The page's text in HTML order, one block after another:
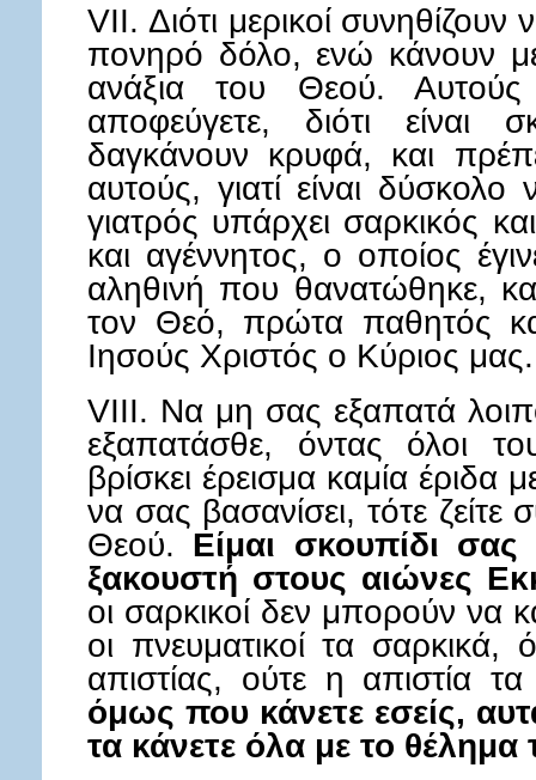
VII. Διότι μερικοί
πονηρό δόλο, ενώ κάνουν
ανάξια του Θεού.
αποφεύγετε, διότι είναι
δαγκάνουν κρυφά, και
αυτούς, γιατί είναι
γιατρός υπάρχει σαρκικός
και αγέννητος, ο οποίος
αληθινή που θανατώθηκε,
τον Θεό, πρώτα παθητός
Ιησούς Χριστός ο Κύριος μας.
VIII. Να μη σας εξαπατά
εξαπατάσθε, όντας όλοι
βρίσκει έρεισμα καμία
να σας βασανίσει, τότε
Θεού. Είμαι σκουπίδι σας
ξακουστή στους αιώνες
οι σαρκικοί δεν μπορούν να
οι πνευματικοί τα
απιστίας, ούτε η απιστία
όμως που κάνετε εσείς,
τα κάνετε όλα με το θέλημα